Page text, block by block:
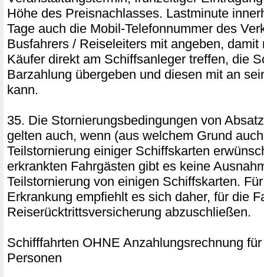
Höhe des Preisnachlasses. Lastminute
Tage auch die Mobil-Telefonnummer des
Busfahrers / Reiseleiters mit angeben, damit
Käufer direkt am Schiffsanleger treffen, die
Barzahlung übergeben und diesen mit an
kann.
35. Die Stornierungsbedingungen von
gelten auch, wenn (aus welchem Grund
Teilstornierung einiger Schiffskarten
erkrankten Fahrgästen gibt es keine
Teilstornierung von einigen Schiffskarten.
Erkrankung empfiehlt es sich daher, für die
Reiserücktrittsversicherung abzuschließen.
Schifffahrten OHNE Anzahlungsrechnung
Personen